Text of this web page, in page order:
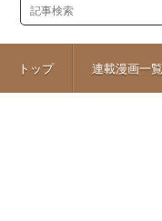
トップ 連載漫画一覧